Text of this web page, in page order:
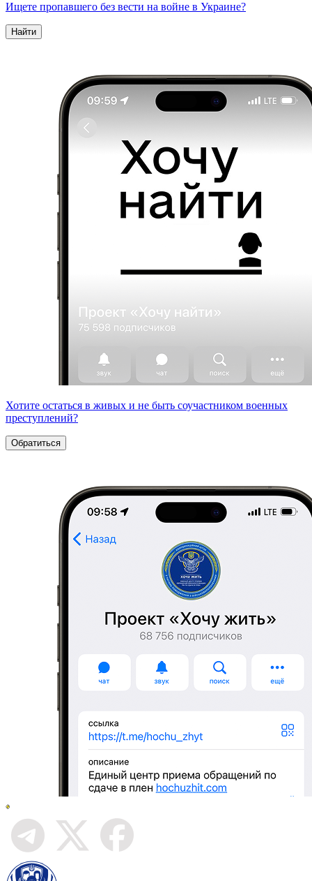
Ищете пропавшего без вести на войне в Украине?
Найти
Хотите остаться в живых и не быть соучастником военных
преступлений?
Обратиться